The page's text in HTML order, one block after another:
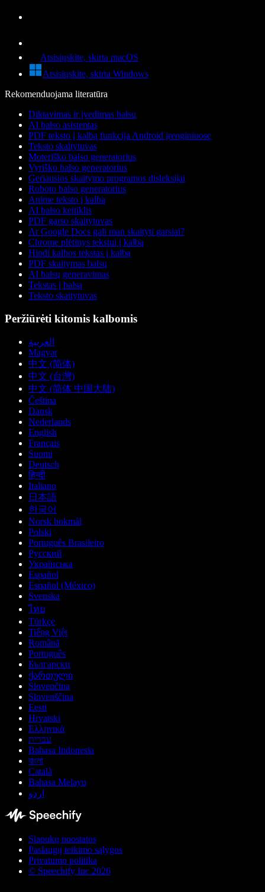
Atsisiųskite, skirta macOS
Atsisiųskite, skirta Windows
Rekomenduojama literatūra
Diktavimas ir įvedimas balsu
AI balso asistentas
PDF teksto į kalbą funkcija Android įrenginiuose
Teksto skaitytuvas
Moteriško balso generatorius
Vyriško balso generatorius
Geriausios skaitymo programos disleksijai
Roboto balso generatorius
Anime teksto į kalbą
AI balso keitiklis
PDF garso skaitytuvas
Ar Google Docs gali man skaityti garsiai?
Chrome plėtinys tekstui į kalbą
Hindi kalbos tekstas į kalbą
PDF skaitymas balsu
AI balsų generavimas
Tekstas į balsą
Teksto skaitytuvas
Peržiūrėti kitomis kalbomis
العربية
Magyar
中文 (简体)
中文 (台灣)
中文 (简体 中国大陆)
Čeština
Dansk
Nederlands
English
Français
Suomi
Deutsch
हिन्दी
Italiano
日本語
한국어
Norsk bokmål
Polski
Português Brasileiro
Русский
Українська
Español
Español (México)
Svenska
ไทย
Türkçe
Tiếng Việt
Română
Português
Български
ქართული
Slovenčina
Slovenščina
Eesti
Hrvatski
Ελληνικά
עברית
Bahasa Indonesia
বাংলা
Català
Bahasa Melayu
اردو
Slapukų nuostatos
Paslaugų teikimo sąlygos
Privatumo politika
© Speechify Inc 2026